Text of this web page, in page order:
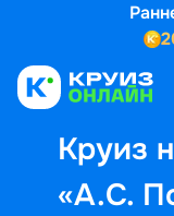
Круиз
«А.С.